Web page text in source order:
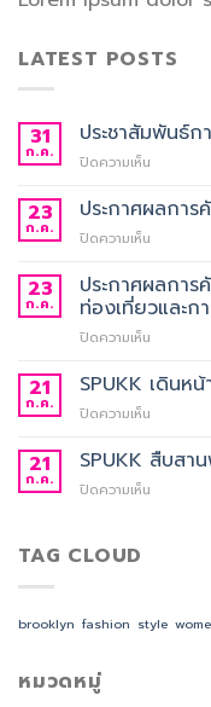
LATEST POSTS
31
ก.ค.
ประชาสัมพันธ์
ปิดความเห็น
การ
ครุย
ประจำ
2568
23
ก.ค.
ประกาศผลกา
ปิดความเห็น
ผล
การ
คัด
ประจำ
จีน
23
ก.ค.
ประกาศผลกา
ท่องเที่ยวและก
ปิดความเห็น
ผล
อาจารย์
การ
21
ก.ค.
SPUKK เดินห
ปิดความเห็น
เดิน
จัด
21
ก.ค.
SPUKK สืบสา
ปิดความเห็น
วัน
TAG CLOUD
brooklyn fashion style
หมวดหมู่